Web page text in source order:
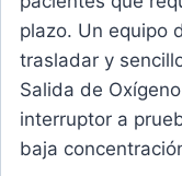
plazo. Un equipo
trasladar y
Salida de
interruptor a
baja